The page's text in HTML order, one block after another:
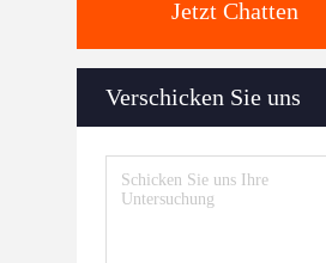
Jetzt Chatten
Verschicken Sie uns